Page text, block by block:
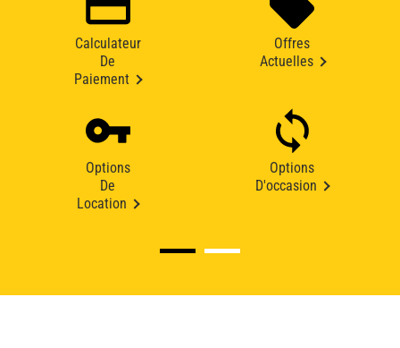
Calculateur
De
Paiement
Offres
Actuelles
Options
De
Location
Options
D'occasion